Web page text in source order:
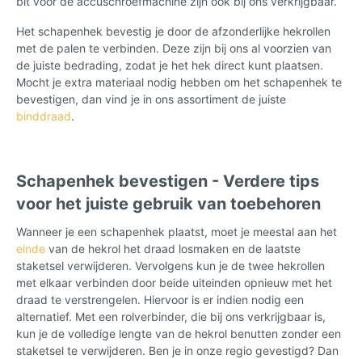
Het schapenhek bevestig je door de afzonderlijke hekrollen
met de palen te verbinden. Deze zijn bij ons al voorzien van
de juiste bedrading, zodat je het hek direct kunt plaatsen.
Mocht je extra materiaal nodig hebben om het schapenhek te
bevestigen, dan vind je in ons assortiment de juiste
binddraad.
Schapenhek bevestigen - Verdere tips
voor het juiste gebruik van toebehoren
Wanneer je een schapenhek plaatst, moet je meestal aan het
einde van de hekrol het draad losmaken en de laatste
staketsel verwijderen. Vervolgens kun je de twee hekrollen
met elkaar verbinden door beide uiteinden opnieuw met het
draad te verstrengelen. Hiervoor is er indien nodig een
alternatief. Met een rolverbinder, die bij ons verkrijgbaar is,
kun je de volledige lengte van de hekrol benutten zonder een
staketsel te verwijderen. Ben je in onze regio gevestigd? Dan